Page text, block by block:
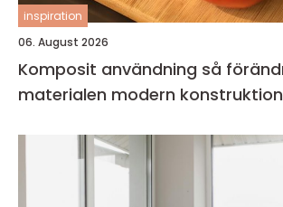
inspiration
06. August 2026
Komposit användning så förändrar
materialen modern konstruktion